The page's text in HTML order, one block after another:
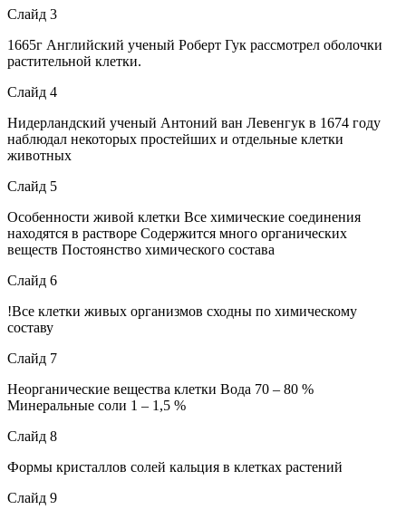
Слайд 3
1665г Английский ученый Роберт Гук рассмотрел оболочки
растительной клетки.
Слайд 4
Нидерландский ученый Антоний ван Левенгук в 1674 году
наблюдал некоторых простейших и отдельные клетки
животных
Слайд 5
Особенности живой клетки Все химические соединения
находятся в растворе Содержится много органических
веществ Постоянство химического состава
Слайд 6
!Все клетки живых организмов сходны по химическому
составу
Слайд 7
Неорганические вещества клетки Вода 70 – 80 %
Минеральные соли 1 – 1,5 %
Слайд 8
Формы кристаллов солей кальция в клетках растений
Слайд 9